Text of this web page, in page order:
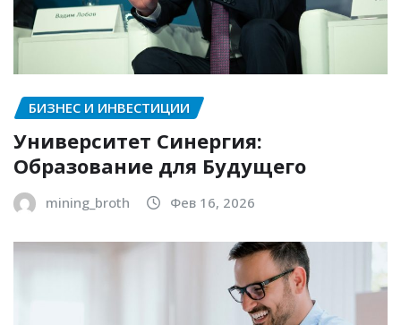
БИЗНЕС И ИНВЕСТИЦИИ
Университет Синергия:
Образование для Будущего
mining_broth Фев 16, 2026